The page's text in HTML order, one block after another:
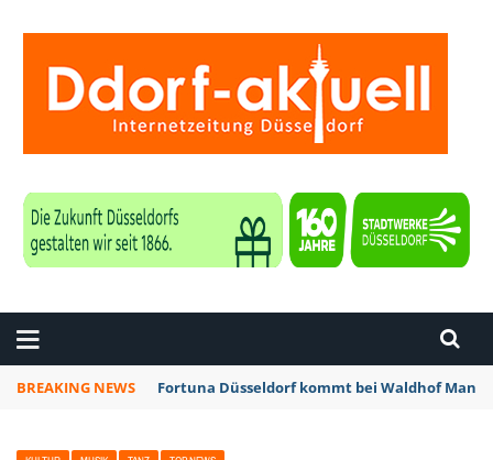
BREAKING NEWS Fortuna Düsseldorf kommt bei Waldhof